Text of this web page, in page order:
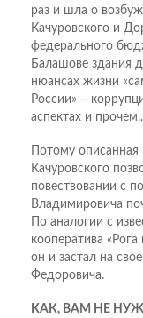
раз и шла о
Качуровского и
федерального
Балашове здания
нюансах жизни
России» –
аспектах и
Потому
Качуровского
повествовании с
Владимировича
По аналогии с
кооператива
он и застал на
Федоровича.
КАК, ВАМ НЕ